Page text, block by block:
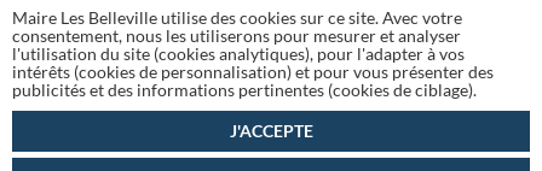
Maire Les Belleville utilise des cookies sur ce site. Avec votre
consentement, nous les utiliserons pour mesurer et analyser
l'utilisation du site (cookies analytiques), pour l'adapter à vos
intérêts (cookies de personnalisation) et pour vous présenter des
publicités et des informations pertinentes (cookies de ciblage).
J'ACCEPTE